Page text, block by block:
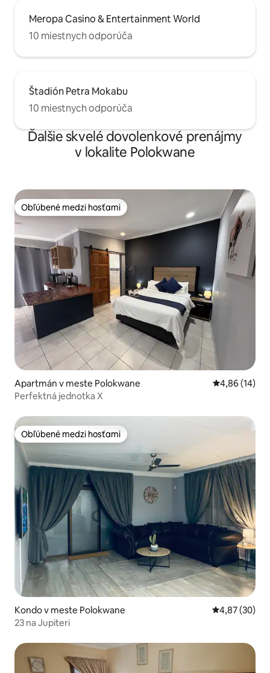
Meropa Casino & Entertainment World
10 miestnych odporúča
Štadión Petra Mokabu
10 miestnych odporúča
Ďalšie skvelé dovolenkové prenájmy
v lokalite Polokwane
Obľúbené medzi hosťami
Obľúbené medzi hosťami
Apartmán v meste Polokwane Priemerné
4,86 (14)
Perfektná jednotka X
Obľúbené medzi hosťami
Obľúbené medzi hosťami
Kondo v meste Polokwane Priemerné
4,87 (30)
23 na Jupiteri